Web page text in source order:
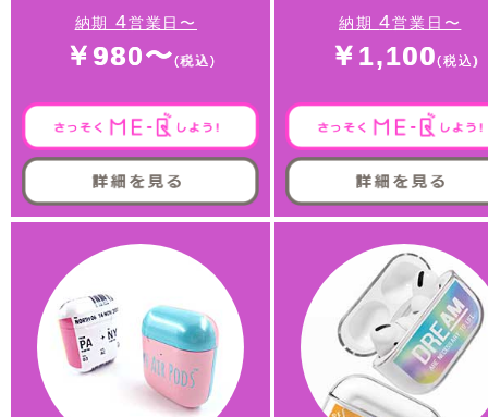
納期 4営業日〜
￥980〜
納期4営業日〜
￥1,100